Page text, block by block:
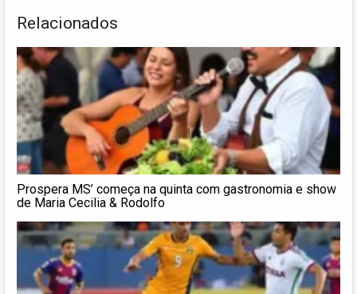
Relacionados
Prospera MS’ começa na quinta com gastronomia e show
de Maria Cecilia & Rodolfo